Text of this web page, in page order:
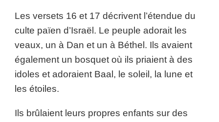
Les versets 16 et 17 décrivent l’étendue du
culte païen d’Israël. Le peuple adorait les
veaux, un à Dan et un à Béthel. Ils avaient
également un bosquet où ils priaient à des
idoles et adoraient Baal, le soleil, la lune et
les étoiles.
Ils brûlaient leurs propres enfants sur des